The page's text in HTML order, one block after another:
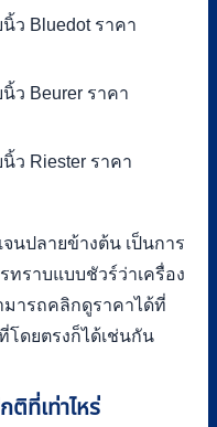
ว Bluedot ราคา
ว Beurer ราคา
ว Riester ราคา
นปลายข้างต้น เป็นการ
ทราบแบบชัวร์ว่าเครื่อง
มารถคลิกดูราคาได้ที่
โดยตรงก็ได้เช่นกัน
ติที่เท่าไหร่